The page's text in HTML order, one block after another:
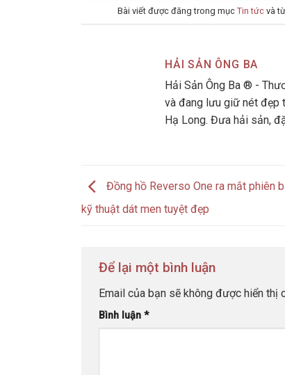
Bài viết được đăng trong mụcTin tức và
HẢI SẢN ÔNG BA
Hải Sản Ông Ba ® -
và đang lưu giữ nét đẹp
Hạ Long. Đưa hải sản,
Đồng hồ Reverso One ra mắt phiên
kỹ thuật dát men tuyệt đẹp
Để lại một bình luận
Email của bạn sẽ không được hiển thị
Bình luận *